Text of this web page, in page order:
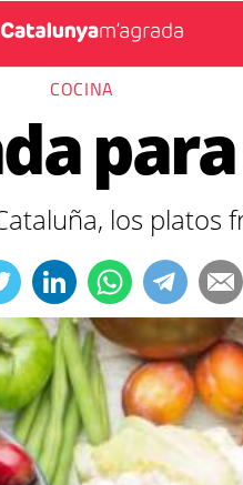
COCINA
los platos